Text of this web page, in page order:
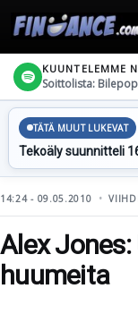
KUUNTELEMME
Soittolista:
TÄTÄ MUUT LUKEVAT
Tekoäly suunnitteli
14:24 - 09.05.2010
Alex
huumeita